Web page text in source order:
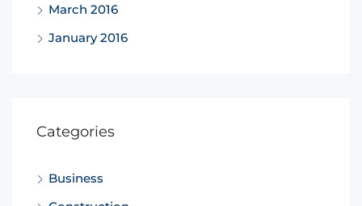
March 2016
January 2016
Categories
Business